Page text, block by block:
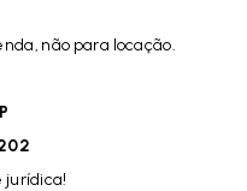
não para locação.
jurídica!